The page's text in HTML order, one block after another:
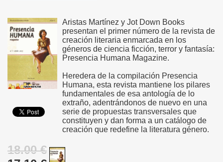
Aristas Martínez y Jot Down Books
presentan el primer número de la revista de
creación literaria enmarcada en los
géneros de ciencia ficción, terror y fantasía:
Presencia Humana Magazine.
Heredera de la compilación Presencia
Humana, esta revista mantiene los pilares
fundamentales de esa antología de lo
extraño, adentrándonos de nuevo en una
serie de propuestas transversales que
constituyen y dan forma a un catálogo de
creación que redefine la literatura género.
18.00 €